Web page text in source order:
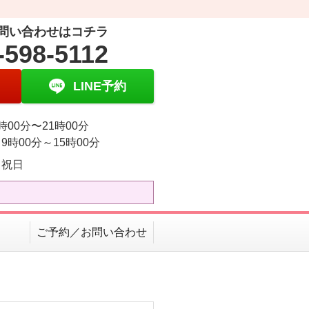
い合わせはコチラ
5112
LINE予約
00分〜21時00分
時00分～15時00分
日
ご予約／お問い合わせ